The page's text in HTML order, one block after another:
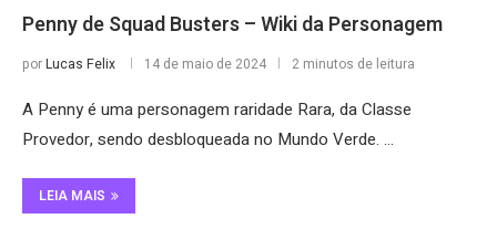
Penny de Squad Busters – Wiki da Personagem
porLucas Felix 14 de maio de 2024 2 minutos de leitura
A Penny é uma personagem raridade Rara, da Classe
Provedor, sendo desbloqueada no Mundo Verde. …
LEIA MAIS